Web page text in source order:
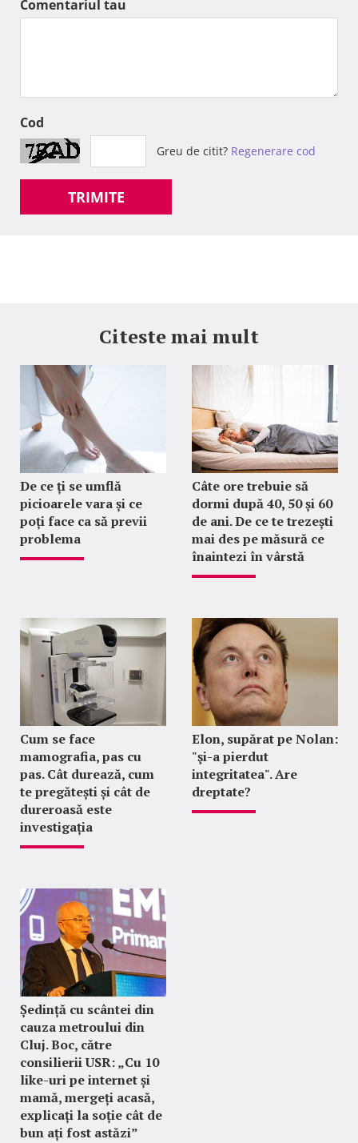
Comentariul tau
Cod
Greu de citit? Regenerare cod
TRIMITE
Citeste mai mult
De ce ți se umflă
picioarele vara și ce
poți face ca să previi
problema
Câte ore trebuie să
dormi după 40, 50 și 60
de ani. De ce te trezești
mai des pe măsură ce
înaintezi în vârstă
Cum se face
mamografia, pas cu
pas. Cât durează, cum
te pregătești și cât de
dureroasă este
investigația
Elon, supărat pe Nolan:
"şi-a pierdut
integritatea". Are
dreptate?
Ședință cu scântei din
cauza metroului din
Cluj. Boc, către
consilierii USR: „Cu 10
like-uri pe internet și
mamă, mergeți acasă,
explicați la soție cât de
bun ați fost astăzi”